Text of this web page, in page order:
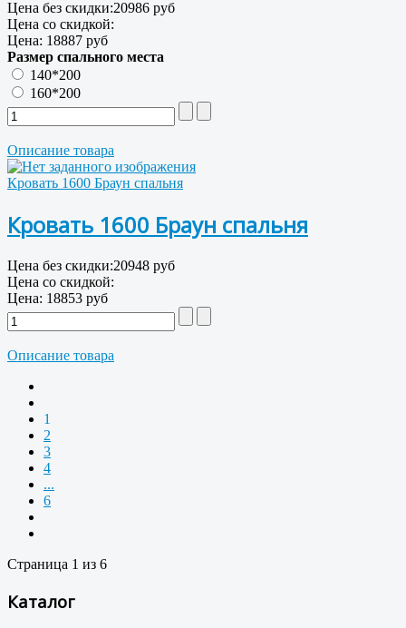
Цена без скидки:20986 руб
Цена со скидкой:
Цена: 18887 руб
Размер спального места
140*200
160*200
Описание товара
Кровать 1600 Браун спальня
Кровать 1600 Браун спальня
Цена без скидки:20948 руб
Цена со скидкой:
Цена: 18853 руб
Описание товара
1
2
3
4
...
6
Страница 1 из 6
Каталог